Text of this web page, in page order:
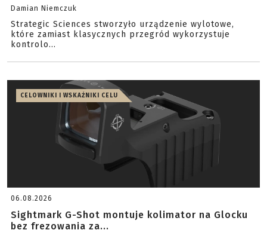
Damian Niemczuk
Strategic Sciences stworzyło urządzenie wylotowe,
które zamiast klasycznych przegród wykorzystuje
kontrolo...
CELOWNIKI I WSKAŹNIKI CELU
06.08.2026
Sightmark G-Shot montuje kolimator na Glocku
bez frezowania za...